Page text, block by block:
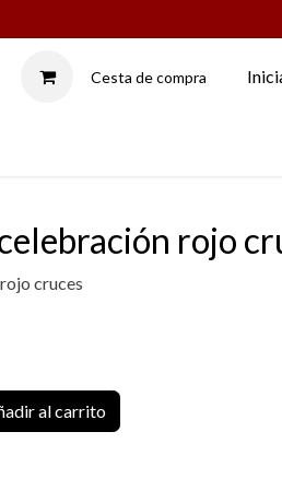
Cesta de compra
rojo
cruces
al carrito